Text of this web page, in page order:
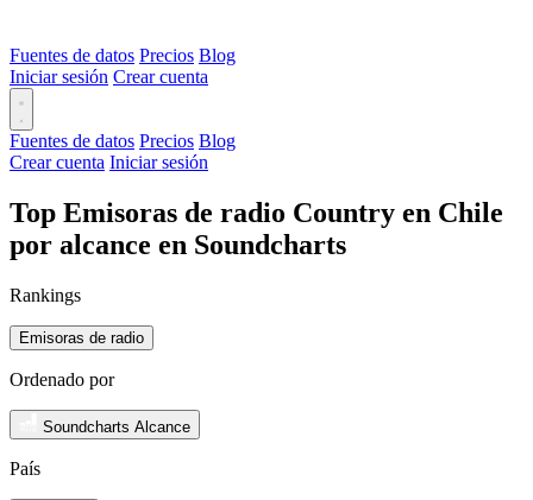
Fuentes de datos Precios Blog
Iniciar sesión Crear cuenta
Fuentes de datos Precios Blog
Crear cuenta Iniciar sesión
Top Emisoras de radio Country en Chile
por alcance en Soundcharts
Rankings
Emisoras de radio
Ordenado por
Soundcharts Alcance
País